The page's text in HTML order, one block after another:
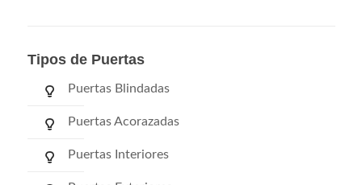
Tipos de Puertas
Puertas Blindadas
Puertas Acorazadas
Puertas Interiores